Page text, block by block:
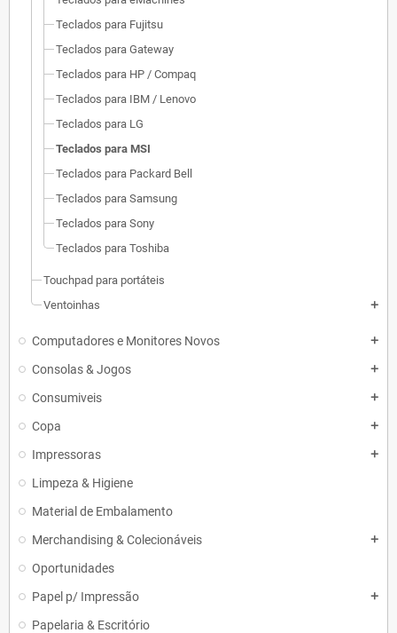
Teclados para Fujitsu
Teclados para Gateway
Teclados para HP / Compaq
Teclados para IBM / Lenovo
Teclados para LG
Teclados para MSI
Teclados para Packard Bell
Teclados para Samsung
Teclados para Sony
Teclados para Toshiba
Touchpad para portáteis
Ventoinhas
add
Computadores e Monitores Novos add
Consolas & Jogos add
Consumiveis add
Copa add
Impressoras add
Limpeza & Higiene
Material de Embalamento
Merchandising & Colecionáveis
add
Oportunidades
Papel p/ Impressão
add
Papelaria & Escritório